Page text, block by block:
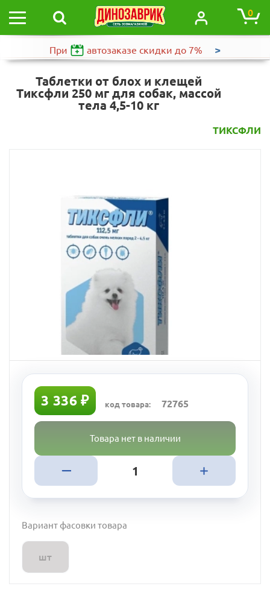
0
При автозаказе скидки до 7% >
Таблетки от блох и клещей
Тиксфли 250 мг для собак, массой
тела 4,5-10 кг
ТИКСФЛИ
3 336 ₽ код товара: 72765
Товара нет в наличии
Вариант фасовки товара
шт